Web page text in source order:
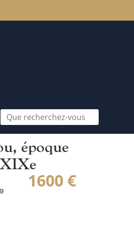
époque
1600 €